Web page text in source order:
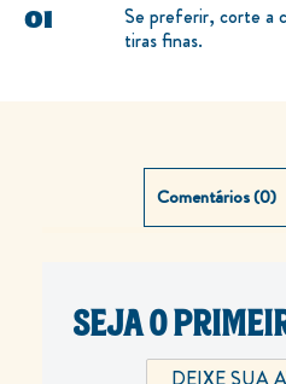
Se preferir, corte a
tiras finas.
Comentários (0)
SEJA O